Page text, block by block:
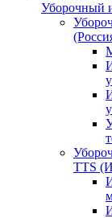
Уборочный
TTS